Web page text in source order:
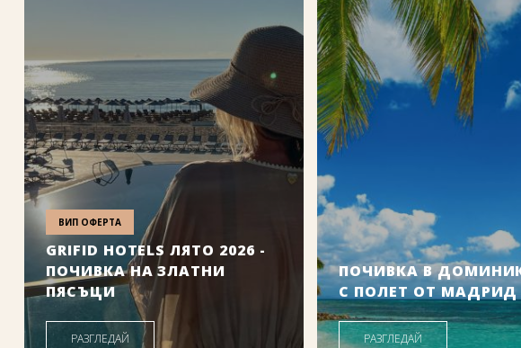
ВИП ОФЕРТА
GRIFID HOTELS ЛЯТО 2026 -
ПОЧИВКА НА ЗЛАТНИ
ПЯСЪЦИ
Дати от: 03.07.2026 г.
РАЗГЛЕДАЙ
ПОЧИВКА В
С ПОЛЕТ ОТ МАДРИД
РАЗГЛЕДАЙ